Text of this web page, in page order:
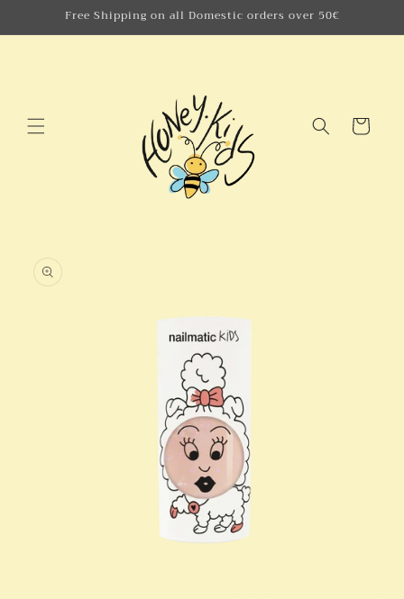
Skip toFree Shipping on all Domestic orders over 50€
Cart
information